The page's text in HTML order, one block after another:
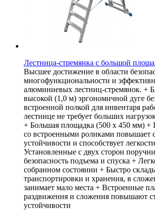
Лестница-стремянка с большой
Высшее достижение в области
многофункциональности и
алюминиевых лестниц-стремянок. +
высокой (1,0 м) эргономичной дуге
встроенной полкой для инвентаря
лестнице не требует больших
+ Большая площадка (500 х 450 мм) +
со встроенными роликами повышает
устойчивости и способствует
Установленные с двух сторон
безопасность подъема и спуска +
собранном состоянии + Быстро
транспортировки и хранения, в
занимает мало места + Встроенные
раздвижения и сложения повышают
устойчивости